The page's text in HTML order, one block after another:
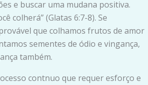
e buscar uma mudana positiva.
colherá” (Glatas 6:7-8). Se
que colhamos frutos de amor
sementes de ódio e vingança,
também.
contnuo que requer esforço e